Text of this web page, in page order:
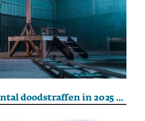
Amnesty: aantal doodstraffen in 2025 wereldwijd sterk toegenomen